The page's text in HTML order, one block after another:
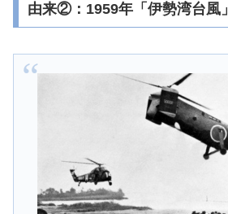
由来②：1959年「伊勢湾台風」